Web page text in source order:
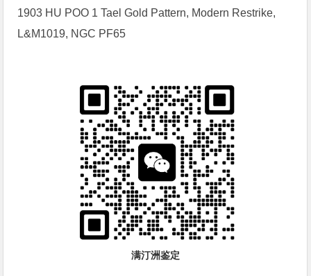
1903 HU POO 1 Tael Gold Pattern, Modern Restrike,
L&M1019, NGC PF65
满汀洲鉴定